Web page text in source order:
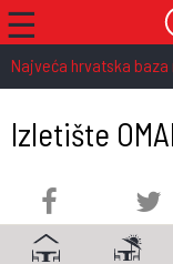
☰
Najveća hrvatska
Izletište